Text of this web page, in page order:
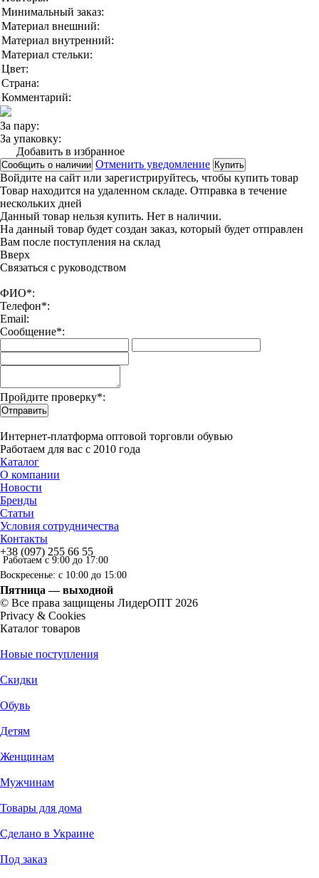
Минимальный заказ:
Материал внешний:
Материал внутренний:
Материал стельки:
Цвет:
Страна:
Комментарий:
За пару:
За упаковку:
Добавить в избранное
Сообщить о наличии Отменить уведомление Купить
Войдите на сайт или зарегистрируйтесь, чтобы купить товар
Товар находится на удаленном складе. Отправка в течение
нескольких дней
Данный товар нельзя купить. Нет в наличии.
На данный товар будет создан заказ, который будет отправлен
Вам после поступления на склад
Вверx
Связаться с руководством
ФИО*:
Телефон*:
Email:
Сообщение*:
Пройдите проверку*:
Отправить
Интернет-платформа оптовой торговли обувью
Работаем для вас с 2010 года
Каталог
О компании
Новости
Бренды
Статьи
Условия сотрудничества
Контакты
+38 (097) 255 66 55
Работаем с 9:00 до 17:00
Воскресенье: с 10:00 до 15:00
Пятница — выходной
© Все права защищены ЛидерОПТ 2026
Privacy & Cookies
Каталог товаров
Новые поступления
Скидки
Обувь
Детям
Женщинам
Мужчинам
Товары для дома
Сделано в Украине
Под заказ